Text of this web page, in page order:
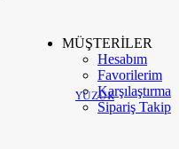
YÜZÜK
MÜŞTERİLER
Hesabım
Favorilerim
Karşılaştırma
Sipariş Takip